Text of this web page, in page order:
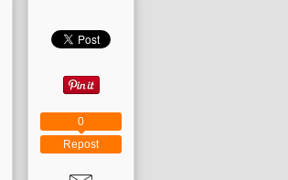
Repost
0